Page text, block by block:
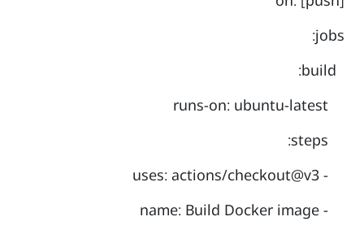
jobs:
- uses: actions/checkout@v3
- name: Build Docker image